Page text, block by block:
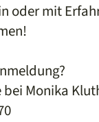
oder mit
Monika